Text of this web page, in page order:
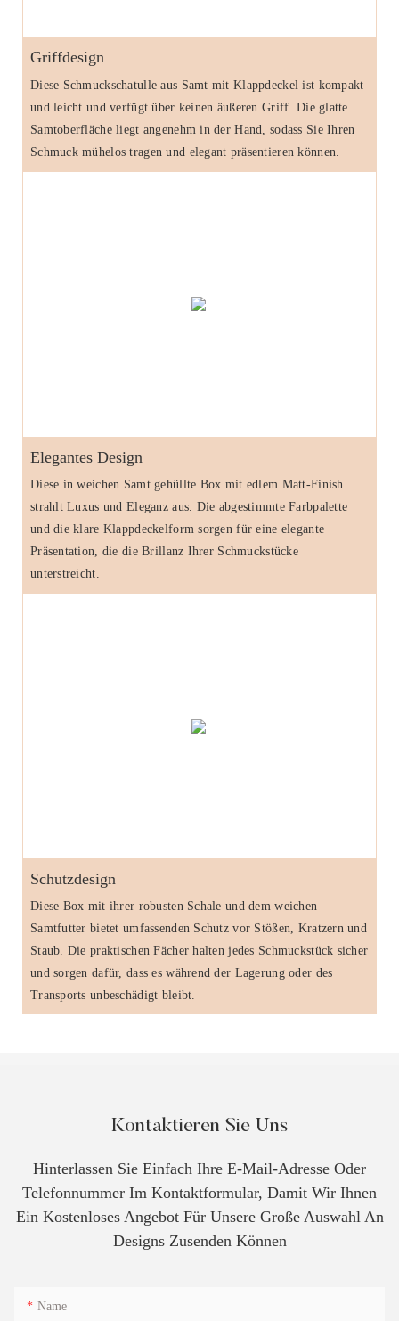
Griffdesign
Diese Schmuckschatulle aus Samt mit Klappdeckel ist kompakt
und leicht und verfügt über keinen äußeren Griff. Die glatte
Samtoberfläche liegt angenehm in der Hand, sodass Sie Ihren
Schmuck mühelos tragen und elegant präsentieren können.
Elegantes Design
Diese in weichen Samt gehüllte Box mit edlem Matt-Finish
strahlt Luxus und Eleganz aus. Die abgestimmte Farbpalette
und die klare Klappdeckelform sorgen für eine elegante
Präsentation, die die Brillanz Ihrer Schmuckstücke
unterstreicht.
Schutzdesign
Diese Box mit ihrer robusten Schale und dem weichen
Samtfutter bietet umfassenden Schutz vor Stößen, Kratzern und
Staub. Die praktischen Fächer halten jedes Schmuckstück sicher
und sorgen dafür, dass es während der Lagerung oder des
Transports unbeschädigt bleibt.
Kontaktieren Sie Uns
Hinterlassen Sie Einfach Ihre E-Mail-Adresse Oder
Telefonnummer Im Kontaktformular, Damit Wir Ihnen
Ein Kostenloses Angebot Für Unsere Große Auswahl An
Designs Zusenden Können
Name